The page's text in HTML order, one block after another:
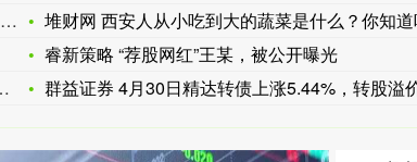
堆财网 西安人从小吃到大的蔬菜是什么？你知道
睿新策略 “荐股网红”王某，被公开曝光
群益证券 4月30日精达转债上涨5.44%，转股溢价率